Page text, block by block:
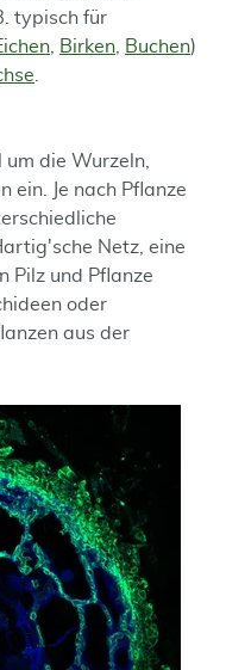
typisch für
Birken Buchen)
die Wurzeln,
ein. Je nach Pflanze
Netz, eine
Pilz und Pflanze
oder
aus der